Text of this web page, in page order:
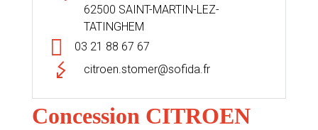
62500 SAINT-MARTIN-LEZ-
TATINGHEM
03 21 88 67 67
citroen.stomer@sofida.fr
Concession CITROEN